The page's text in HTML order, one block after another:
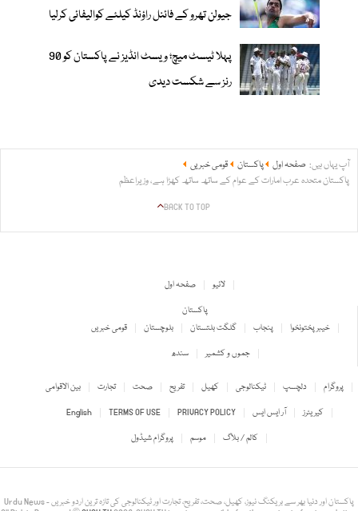
جیولن تھرو کے فائنل راؤنڈ کیلئے کوالیفائی کرلیا
پہلا ٹیسٹ میچ؛ ویسٹ انڈیز نے پاکستان کو 90
رنز سے شکست دیدی
آپ یہاں ہیں: صفحہ اول پاکستان
قومی خبریں
پاکستان متحدہ عرب امارات کے عوام کے ساتھ ساتھ کھڑا ہے، وزیراعظم
BACK TO TOP
صفحہ اول
لائیو
پاکستان
قومی خبریں
بلوچستان گلگت بلتستان پنجاب
خیبر پختونخوا
سندھ
جموں و کشمیر
بین الاقوامی تجارت صحت تفریح کھیل ٹیکنالوجی دلچسپ
پروگرام
English
TERMS OF USE PRIVACY POLICY آر ایس ایس
کیریئرز
پروگرام شیڈول
موسم کالم / بلاگ
Urdu News - پاکستان اور دنیا بھر سے بریکنگ نیوز، کھیل، صحت، تفریح، تجارت اور ٹیکنالوجی کی تازہ ترین اردو خبریں